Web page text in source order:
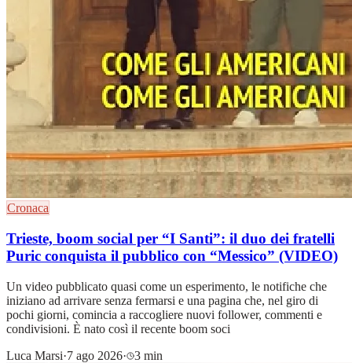
Cronaca
Trieste, boom social per “I Santi”: il duo dei fratelli
Puric conquista il pubblico con “Messico” (VIDEO)
Un video pubblicato quasi come un esperimento, le notifiche che
iniziano ad arrivare senza fermarsi e una pagina che, nel giro di
pochi giorni, comincia a raccogliere nuovi follower, commenti e
condivisioni. È nato così il recente boom soci
Luca Marsi·7 ago 2026· 3 min